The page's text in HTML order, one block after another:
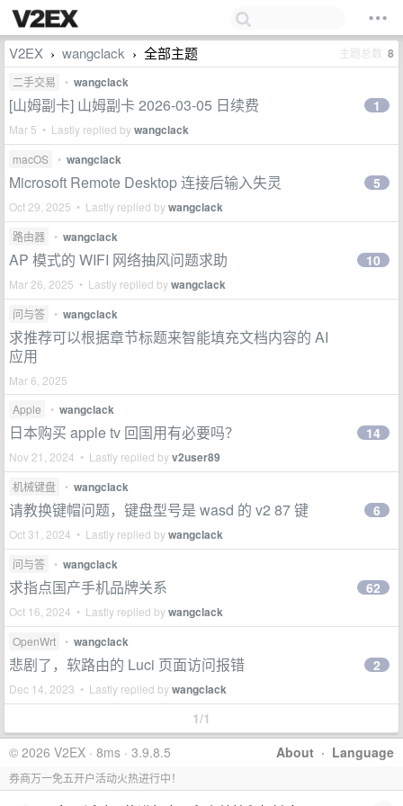
V2EX › wangclack › 全部主题 主题总数 8
二手交易 • wangclack
[山姆副卡] 山姆副卡 2026-03-05 日续费
Mar 5 • Lastly replied bywangclack
1
macOS • wangclack
Microsoft Remote Desktop 连接后输入失灵
Oct 29, 2025 • Lastly replied bywangclack
5
路由器 • wangclack
AP 模式的 WIFI 网络抽风问题求助
Mar 26, 2025 • Lastly replied bywangclack
10
问与答 • wangclack
求推荐可以根据章节标题来智能填充文档内容的 AI
应用
Mar 6, 2025
Apple
• wangclack
日本购买 apple tv 回国用有必要吗？
Nov 21, 2024 • Lastly replied byv2user89
14
机械键盘 • wangclack
请教换键帽问题，键盘型号是 wasd 的 v2 87 键
Oct 31, 2024 • Lastly replied bywangclack
6
问与答 • wangclack
求指点国产手机品牌关系
Oct 16, 2024 • Lastly replied bywangclack
62
OpenWrt • wangclack
悲剧了，软路由的 Luci 页面访问报错
Dec 14, 2023 • Lastly replied bywangclack
2
1/1
About · Language
© 2026 V2EX · 8ms · 3.9.8.5
券商万一免五开户活动火热进行中！